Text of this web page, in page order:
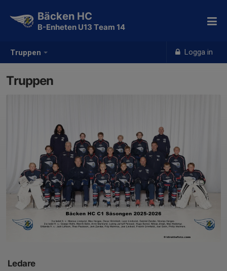
Truppen Logga in
Bäcken HC
B-Enheten U13 Team 14
Truppen
Ledare